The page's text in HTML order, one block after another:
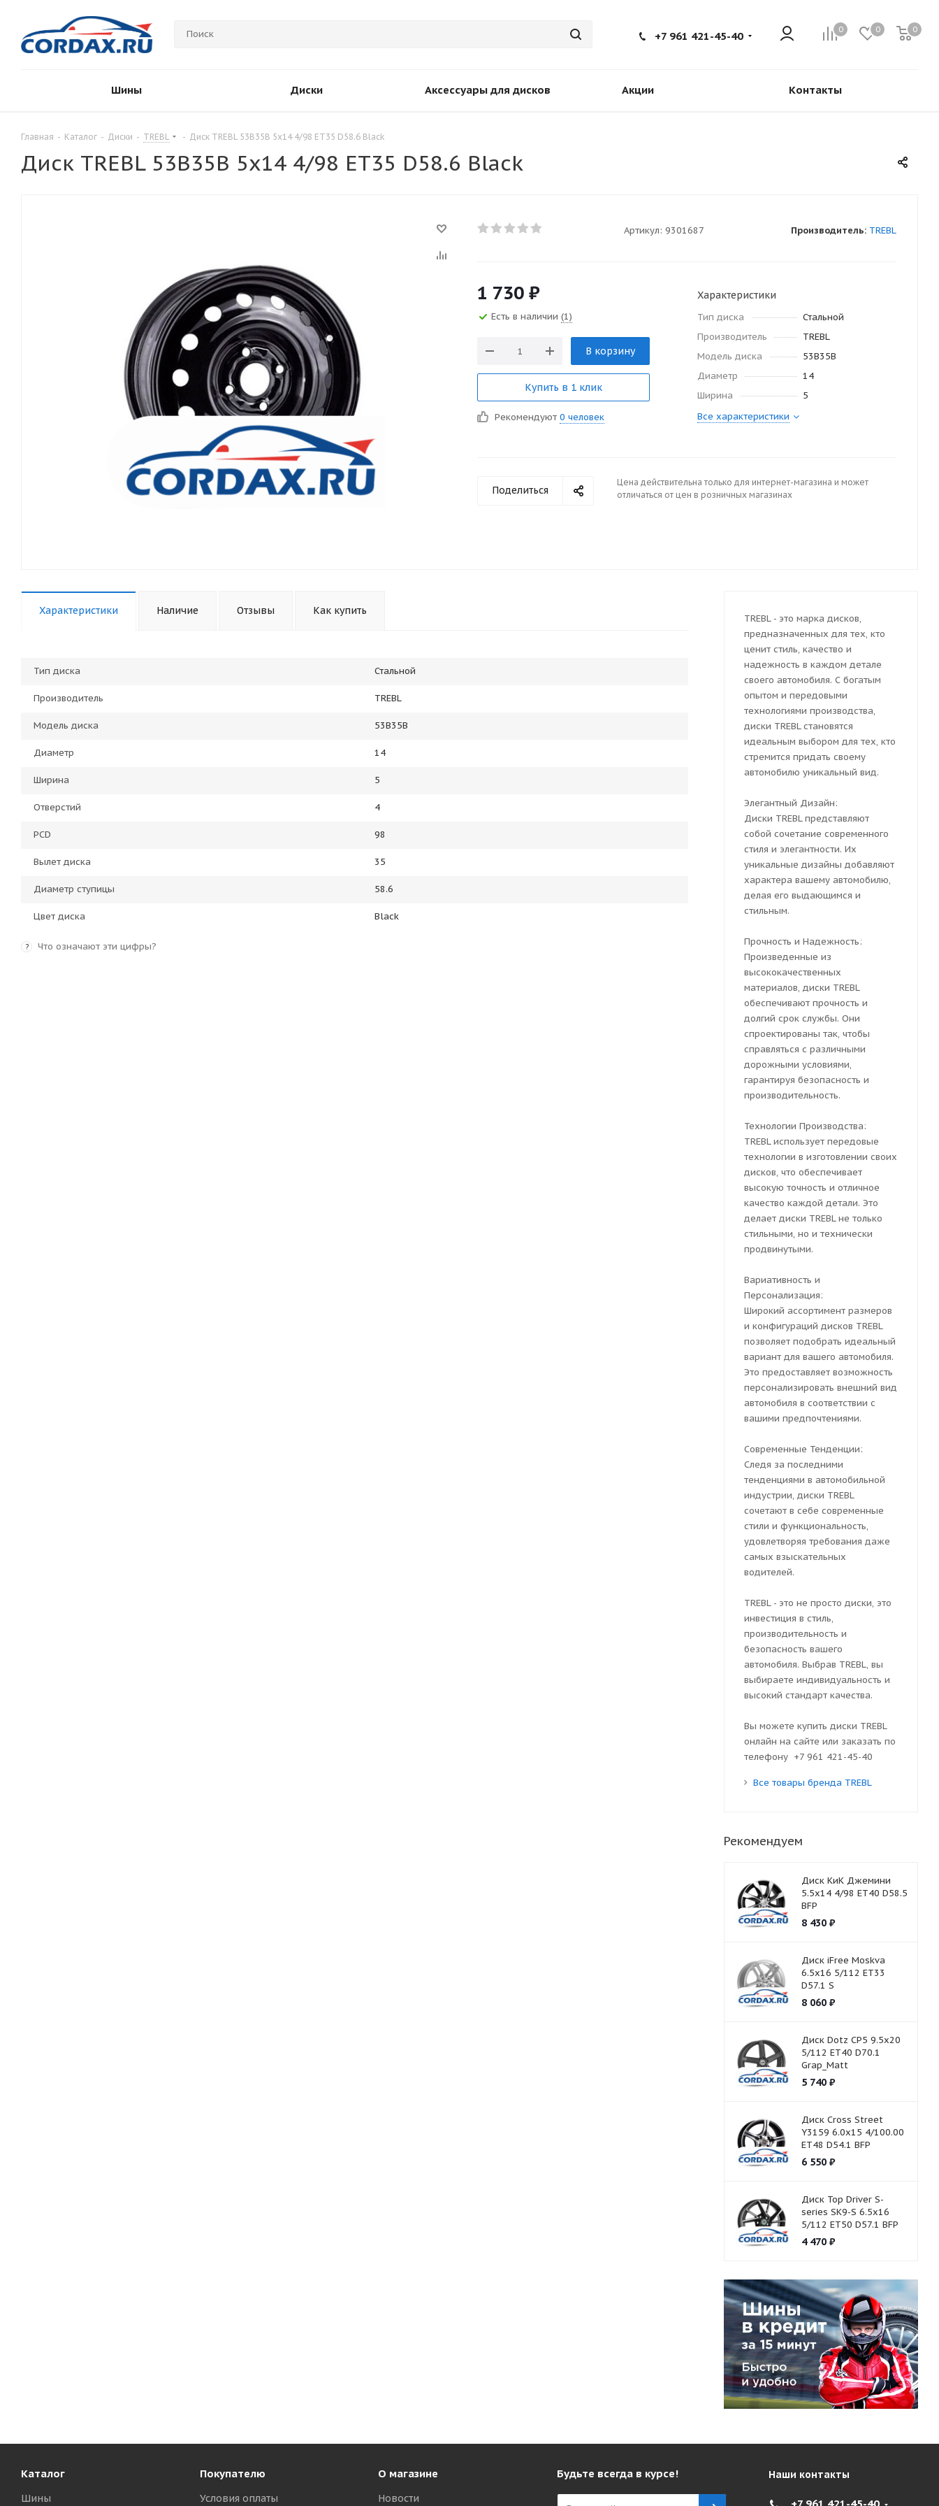
0 0 0
+7 961 421-45-40
Шины Диски Аксессуары для дисков Акции Контакты
Главная - Каталог - Диски - TREBL - Диск TREBL 53B35B 5x14 4/98 ET35 D58.6 Black
Диск TREBL 53B35B 5x14 4/98 ET35 D58.6 Black
Артикул: 9301687 Производитель: TREBL
1 730 ₽
Есть в наличии (1)
В корзину
Купить в 1 клик
Рекомендуют 0 человек
Характеристики
Тип диска
Стальной
Производитель
TREBL
Модель диска
53B35B
Диаметр
14
Ширина
5
Все характеристики
Поделиться
Цена действительна только для интернет-магазина и может
отличаться от цен в розничных магазинах
Характеристики Наличие Отзывы Как купить
Тип диска Стальной
Производитель TREBL
Модель диска 53B35B
Диаметр 14
Ширина 5
Отверстий 4
PCD 98
Вылет диска 35
Диаметр ступицы 58.6
Цвет диска Black
? Что означают эти цифры?
TREBL - это марка дисков,
предназначенных для тех, кто
ценит стиль, качество и
надежность в каждом детале
своего автомобиля. С богатым
опытом и передовыми
технологиями производства,
диски TREBL становятся
идеальным выбором для тех, кто
стремится придать своему
автомобилю уникальный вид.
Элегантный Дизайн:
Диски TREBL представляют
собой сочетание современного
стиля и элегантности. Их
уникальные дизайны добавляют
характера вашему автомобилю,
делая его выдающимся и
стильным.
Прочность и Надежность:
Произведенные из
высококачественных
материалов, диски TREBL
обеспечивают прочность и
долгий срок службы. Они
спроектированы так, чтобы
справляться с различными
дорожными условиями,
гарантируя безопасность и
производительность.
Технологии Производства:
TREBL использует передовые
технологии в изготовлении своих
дисков, что обеспечивает
высокую точность и отличное
качество каждой детали. Это
делает диски TREBL не только
стильными, но и технически
продвинутыми.
Вариативность и
Персонализация:
Широкий ассортимент размеров
и конфигураций дисков TREBL
позволяет подобрать идеальный
вариант для вашего автомобиля.
Это предоставляет возможность
персонализировать внешний вид
автомобиля в соответствии с
вашими предпочтениями.
Современные Тенденции:
Следя за последними
тенденциями в автомобильной
индустрии, диски TREBL
сочетают в себе современные
стили и функциональность,
удовлетворяя требования даже
самых взыскательных
водителей.
TREBL - это не просто диски, это
инвестиция в стиль,
производительность и
безопасность вашего
автомобиля. Выбрав TREBL, вы
выбираете индивидуальность и
высокий стандарт качества.
Вы можете купить диски TREBL
онлайн на сайте или заказать по
телефону +7 961 421-45-40
Все товары бренда TREBL
Рекомендуем
Диск КиК Джемини
5.5x14 4/98 ET40 D58.5
BFP
8 430₽
Диск iFree Moskva
6.5x16 5/112 ET33
D57.1 S
8 060₽
Диск Dotz CP5 9.5x20
5/112 ET40 D70.1
Grap_Matt
5 740₽
Диск Cross Street
Y3159 6.0x15 4/100.00
ET48 D54.1 BFP
6 550₽
Диск Top Driver S-
series SK9-S 6.5x16
5/112 ET50 D57.1 BFP
4 470₽
Каталог
Шины
Покупателю
Условия оплаты
О магазине
Новости
Будьте всегда в курсе! Наши контакты